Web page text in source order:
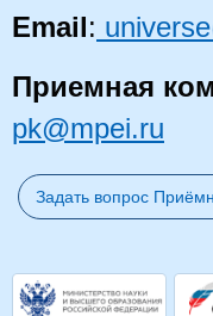
Email:
Приемная
pk@mpei.ru
Задать вопрос